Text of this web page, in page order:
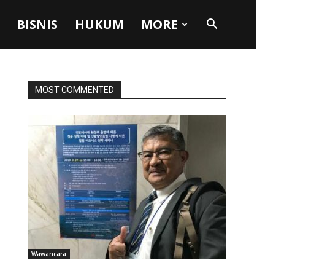
BISNIS HUKUM MORE
MOST COMMENTED
Wawancara